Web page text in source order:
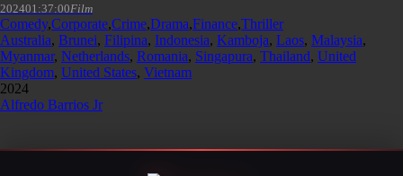
202401:37:00Film
Comedy,Corporate,Crime,Drama,Finance,Thriller
Australia, Brunei, Filipina, Indonesia, Kamboja, Laos, Malaysia,
Myanmar, Netherlands, Romania, Singapura, Thailand, United
Kingdom, United States, Vietnam
2024
Alfredo Barrios Jr